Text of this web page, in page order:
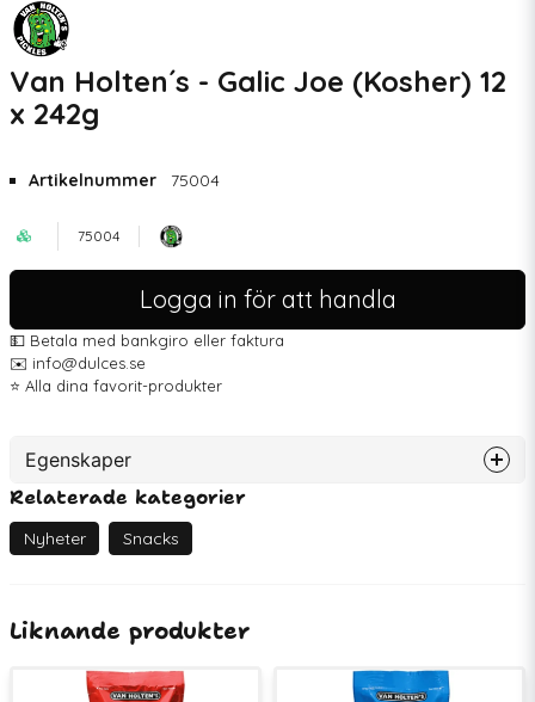
Van Holten´s - Galic Joe (Kosher) 12
x 242g
Artikelnummer 75004
75004
Logga in för att handla
💵 Betala med bankgiro eller faktura
✉️ info@dulces.se
⭐️ Alla dina favorit-produkter
Egenskaper
Artikelnummer
Relaterade kategorier
Nyheter Snacks
Liknande produkter